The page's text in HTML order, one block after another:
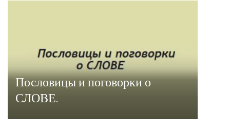
Пословицы и поговорки о
СЛОВЕ.